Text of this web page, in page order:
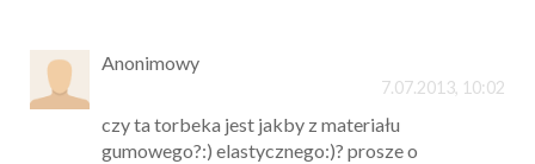
Anonimowy
7.07.2013, 10:02
czy ta torbeka jest jakby z materiału
gumowego?:) elastycznego:)? prosze o